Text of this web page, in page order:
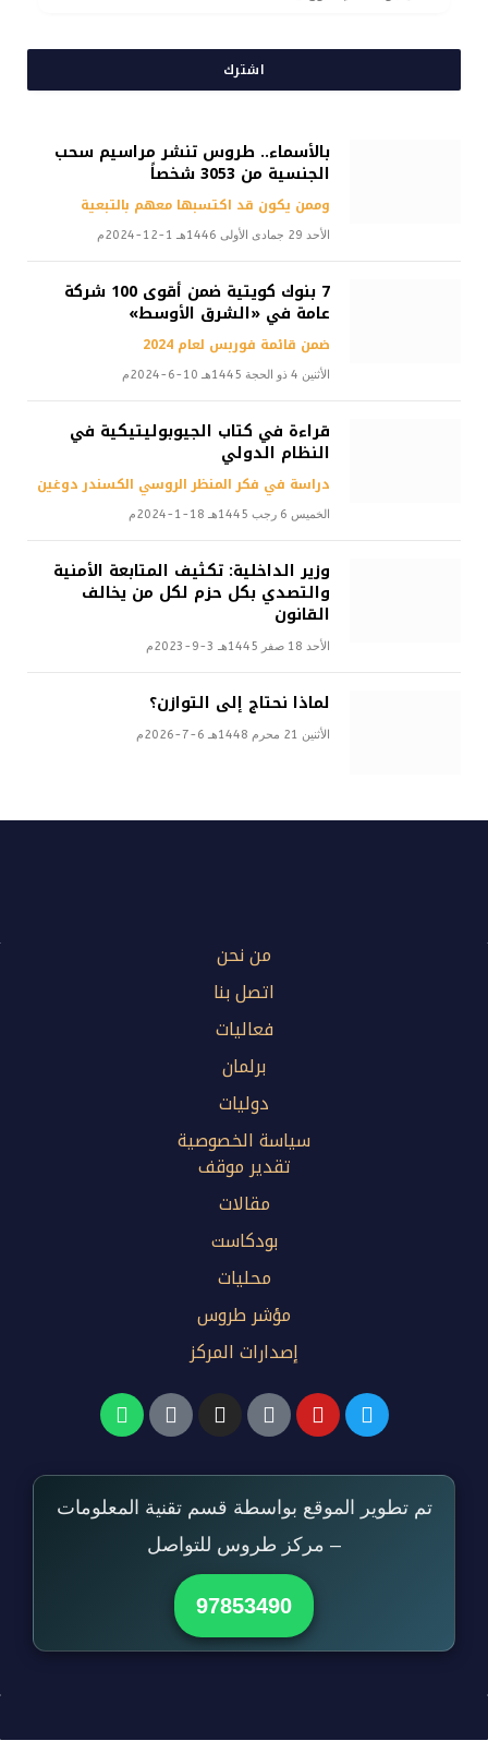
اشترك
بالأسماء.. طروس تنشر مراسيم سحب
الجنسية من 3053 شخصاً
وممن يكون قد اكتسبها معهم بالتبعية
الأحد 29 جمادى الأولى 1446هـ 1-12-2024م
7 بنوك كويتية ضمن أقوى 100 شركة
عامة في «الشرق الأوسط»
ضمن قائمة فوربس لعام 2024
الأثنين 4 ذو الحجة 1445هـ 10-6-2024م
قراءة في كتاب الجيوبوليتيكية في
النظام الدولي
دراسة في فكر المنظر الروسي الكسندر دوغين
الخميس 6 رجب 1445هـ 18-1-2024م
وزير الداخلية: تكثيف المتابعة الأمنية
والتصدي بكل حزم لكل من يخالف
القانون
الأحد 18 صفر 1445هـ 3-9-2023م
لماذا نحتاج إلى التوازن؟
الأثنين 21 محرم 1448هـ 6-7-2026م
من نحن
اتصل بنا
فعاليات
برلمان
دوليات
سياسة الخصوصية
تقدير موقف
مقالات
بودكاست
محليات
مؤشر طروس
إصدارات المركز
تم تطوير الموقع بواسطة قسم تقنية المعلومات
– مركز طروس للتواصل
97853490